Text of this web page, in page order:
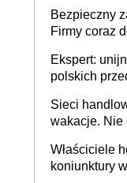
Bezpieczny
Firmy coraz
Ekspert:
polskich
Sieci
wakacje. Nie
tam, gdzie
Właściciele
koniunktury